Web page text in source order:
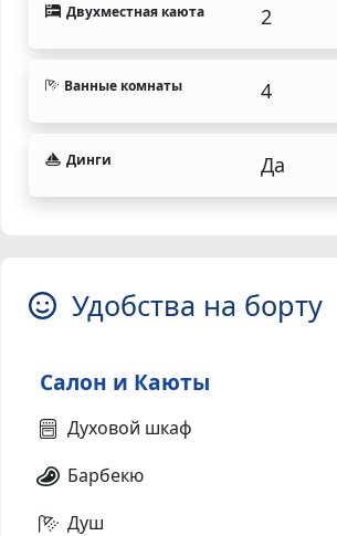
Двухместная каюта 2
Ванные комнаты 4
Динги Да
Удобства на борту
Салон и Каюты
Духовой шкаф
Барбекю
Душ